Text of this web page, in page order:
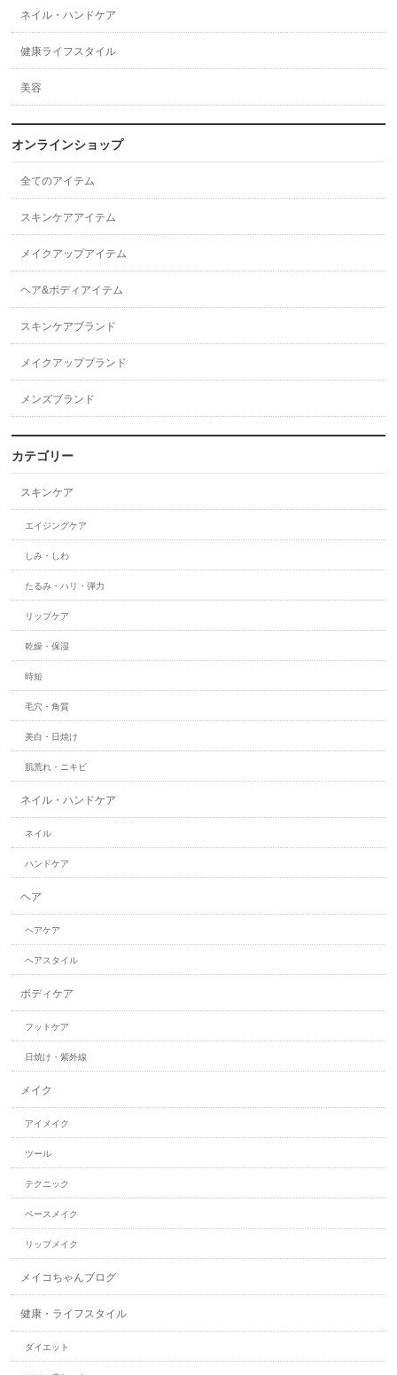
ネイル・ハンドケア
健康ライフスタイル
美容
オンラインショップ
全てのアイテム
スキンケアアイテム
メイクアップアイテム
ヘア&ボディアイテム
スキンケアブランド
メイクアップブランド
メンズブランド
カテゴリー
スキンケア
エイジングケア
しみ・しわ
たるみ・ハリ・弾力
リップケア
乾燥・保湿
時短
毛穴・角質
美白・日焼け
肌荒れ・ニキビ
ネイル・ハンドケア
ネイル
ハンドケア
ヘア
ヘアケア
ヘアスタイル
ボディケア
フットケア
日焼け・紫外線
メイク
アイメイク
ツール
テクニック
ベースメイク
リップメイク
メイコちゃんブログ
健康・ライフスタイル
ダイエット